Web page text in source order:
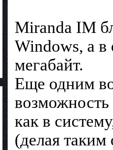
Miranda IM
Windows, а в
мегабайт.
Еще одним
как в
(делая